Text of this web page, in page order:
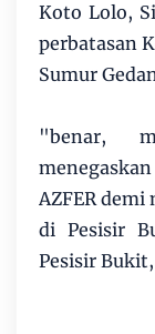
Koto Lolo,
perbatasan
Sumur
"benar,
AZFER demi
di Pesisir
Pesisir